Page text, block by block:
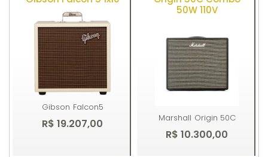
Gibson Falcon5
R$ 19.207,00
50W 110V
Marshall Origin 50C
R$ 10.300,00